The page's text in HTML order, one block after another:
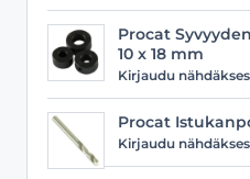
Procat
10 x 18 mm
Kirjaudu
Procat
Kirjaudu